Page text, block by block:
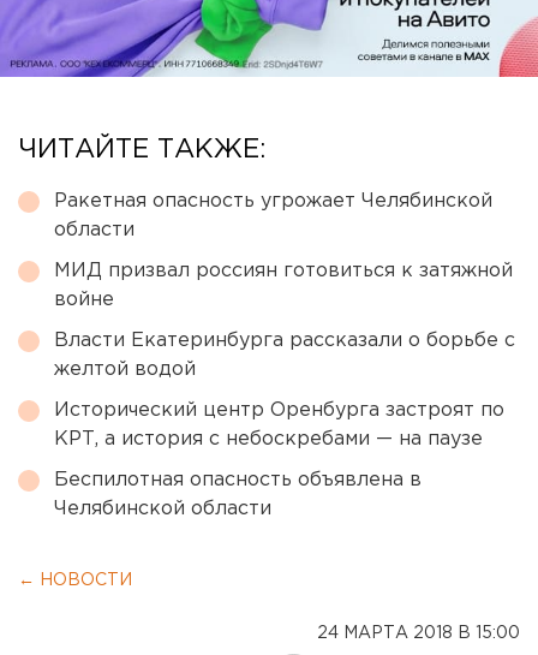
ЧИТАЙТЕ ТАКЖЕ:
Ракетная опасность угрожает Челябинской
области
МИД призвал россиян готовиться к затяжной
войне
Власти Екатеринбурга рассказали о борьбе с
желтой водой
Исторический центр Оренбурга застроят по
КРТ, а история с небоскребами — на паузе
Беспилотная опасность объявлена в
Челябинской области
← НОВОСТИ
24 МАРТА 2018 В 15:00